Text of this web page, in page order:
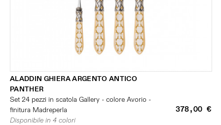
ALADDIN GHIERA ARGENTO ANTICO
PANTHER
Set 24 pezzi in scatola Gallery - colore Avorio -
finitura Madreperla
378,00 €
Disponibile in 4 colori